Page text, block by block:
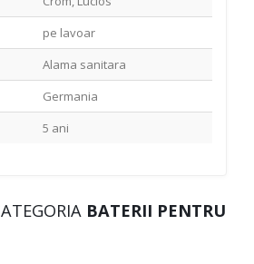
pe lavoar
Alama sanitara
Germania
5 ani
BATERII PENTRU